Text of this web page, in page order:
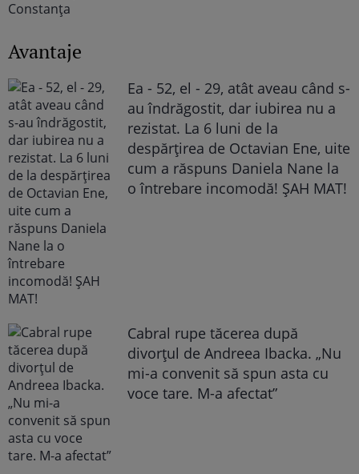
Avantaje
Ea - 52, el - 29, atât aveau când s-
au îndrăgostit, dar iubirea nu a
rezistat. La 6 luni de la
despărțirea de Octavian Ene, uite
cum a răspuns Daniela Nane la
o întrebare incomodă! ȘAH MAT!
Cabral rupe tăcerea după
divorțul de Andreea Ibacka. „Nu
mi-a convenit să spun asta cu
voce tare. M-a afectat”